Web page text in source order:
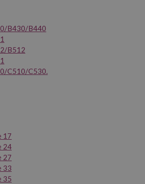
B430/B440
B512
C510/C530.
17
24
27
33
35